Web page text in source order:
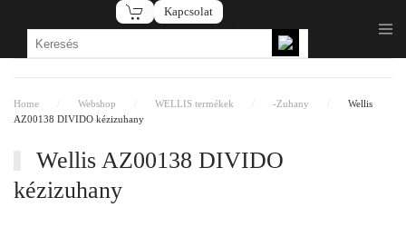
Fő tartalom átugrása
Kapcsolat
Home Webshop WELLIS termékek -Zuhany
Wellis
AZ00138 DIVIDO kézizuhany
Wellis AZ00138 DIVIDO
kézizuhany